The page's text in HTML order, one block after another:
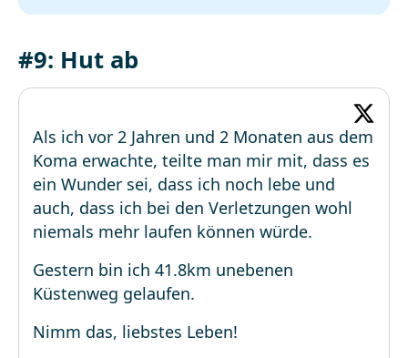
#9: Hut ab
Als ich vor 2 Jahren und 2 Monaten aus dem
Koma erwachte, teilte man mir mit, dass es
ein Wunder sei, dass ich noch lebe und
auch, dass ich bei den Verletzungen wohl
niemals mehr laufen können würde.
Gestern bin ich 41.8km unebenen
Küstenweg gelaufen.
Nimm das, liebstes Leben!